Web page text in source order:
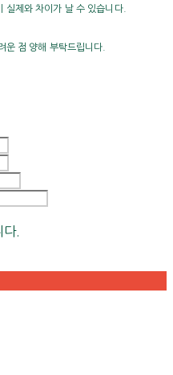
실제와 차이가 날 수 있습니다.
운 점 양해 부탁드립니다.
.